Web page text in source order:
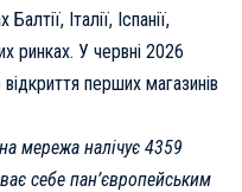
Італії, Іспанії,
ринках. У червні 2026
перших магазинів
мережа налічує 4359
себе пан’європейським